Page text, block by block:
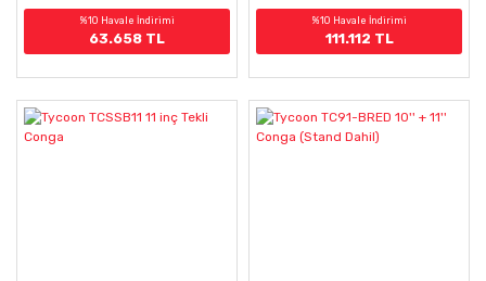
%10 Havale İndirimi
63.658 TL
%10 Havale İndirimi
111.112 TL